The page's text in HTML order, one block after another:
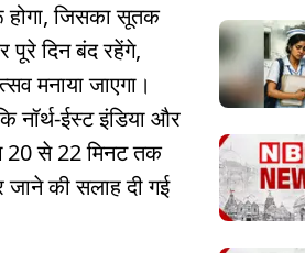
होगा, जिसका सूतक
दिन बंद रहेंगे,
मनाया जाएगा।
नॉर्थ-ईस्ट इंडिया और
20 से 22 मिनट तक
की सलाह दी गई